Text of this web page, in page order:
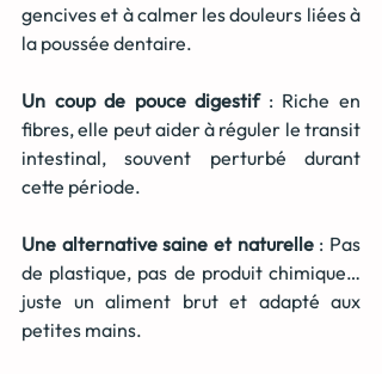
gencives et à calmer les douleurs liées à
la poussée dentaire.
Un coup de pouce digestif : Riche en
fibres, elle peut aider à réguler le transit
intestinal, souvent perturbé durant
cette période.
Une alternative saine et naturelle : Pas
de plastique, pas de produit chimique…
juste un aliment brut et adapté aux
petites mains.